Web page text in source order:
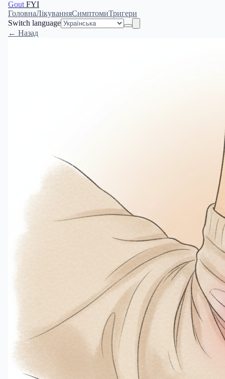
Gout FYI
ГоловнаЛікуванняСимптомиТригери
Switch language
← Назад